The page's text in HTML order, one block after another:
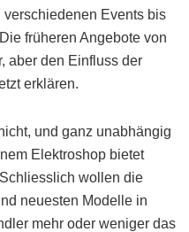
Events bis
früheren Angebote von
aber den Einfluss der
erklären.
und ganz unabhängig
Elektroshop bietet
wollen die
neuesten Modelle in
mehr oder weniger das